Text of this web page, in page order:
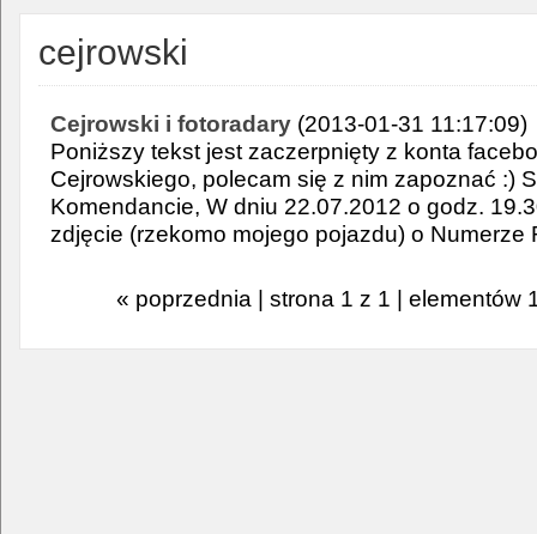
cejrowski
Cejrowski i fotoradary (2013-01-31 11:17:09)
Poniższy tekst jest zaczerpnięty z konta
Cejrowskiego, polecam się z nim zapoznać :)
Komendancie, W dniu 22.07.2012 o godz.
zdjęcie (rzekomo mojego pojazdu) o Numerze
« poprzednia | strona 1 z 1 | elementów